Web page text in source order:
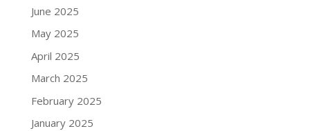
June 2025
May 2025
April 2025
March 2025
February 2025
January 2025